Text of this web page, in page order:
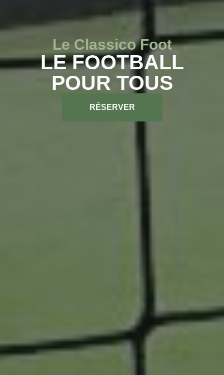
Le Classico Foot
LE FOOTBALL
POUR TOUS
RÉSERVER